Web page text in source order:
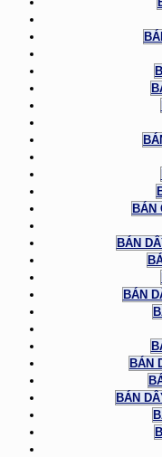
BÁN
BÁN
BÁN
BÁN
BÁN